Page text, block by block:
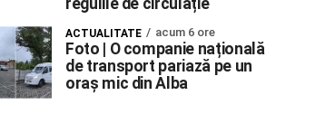
regulile de circulație
ACTUALITATE acum 6 ore
Foto | O companie națională
de transport pariază pe un
oraș mic din Alba